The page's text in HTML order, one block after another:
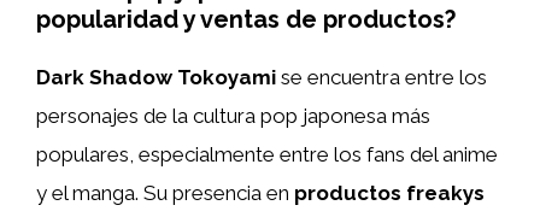
popularidad y ventas de productos?
Dark Shadow Tokoyami se encuentra entre los
personajes de la cultura pop japonesa más
populares, especialmente entre los fans del anime
y el manga. Su presencia en productos freakys